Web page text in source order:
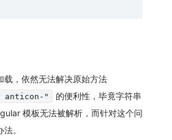
载，依然无法解决原始方法
anticon-"
的便利性，毕竟字符串
模板无法被解析，而针对这个问
。